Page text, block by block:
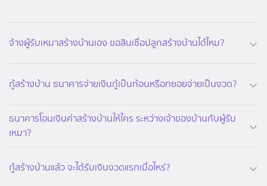
จ้างผู้รับเหมาสร้างบ้านเอง ขอสินเชื่อปลูกสร้างบ้านได้ไหม?
กู้สร้างบ้าน ธนาคารจ่ายเงินกู้เป็นก้อนหรือทยอยจ่ายเป็นงวด?
ธนาคารโอนเงินค่าสร้างบ้านให้ใคร ระหว่างเจ้าของบ้านกับผู้รับ
เหมา?
กู้สร้างบ้านแล้ว จะได้รับเงินงวดแรกเมื่อไหร่?